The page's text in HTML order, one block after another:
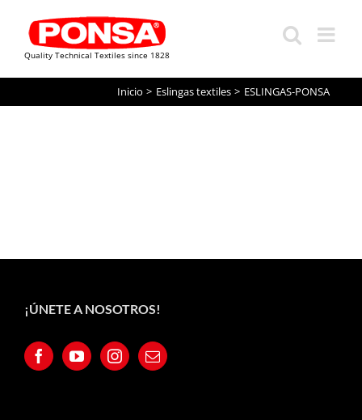
Saltar
Quality Technical Textiles since 1828
Inicio Eslingas textiles ESLINGAS-PONSA
¡ÚNETE A NOSOTROS!